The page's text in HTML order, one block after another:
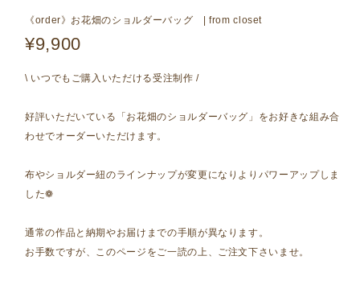
《order》お花畑のショルダーバッグ | from closet
¥9,900
\ いつでもご購入いただける受注制作 /
好評いただいている「お花畑のショルダーバッグ」をお好きな組み合
わせでオーダーいただけます。
布やショルダー紐のラインナップが変更になりよりパワーアップしま
した❁
通常の作品と納期やお届けまでの手順が異なります。
お手数ですが、このページをご一読の上、ご注文下さいませ。